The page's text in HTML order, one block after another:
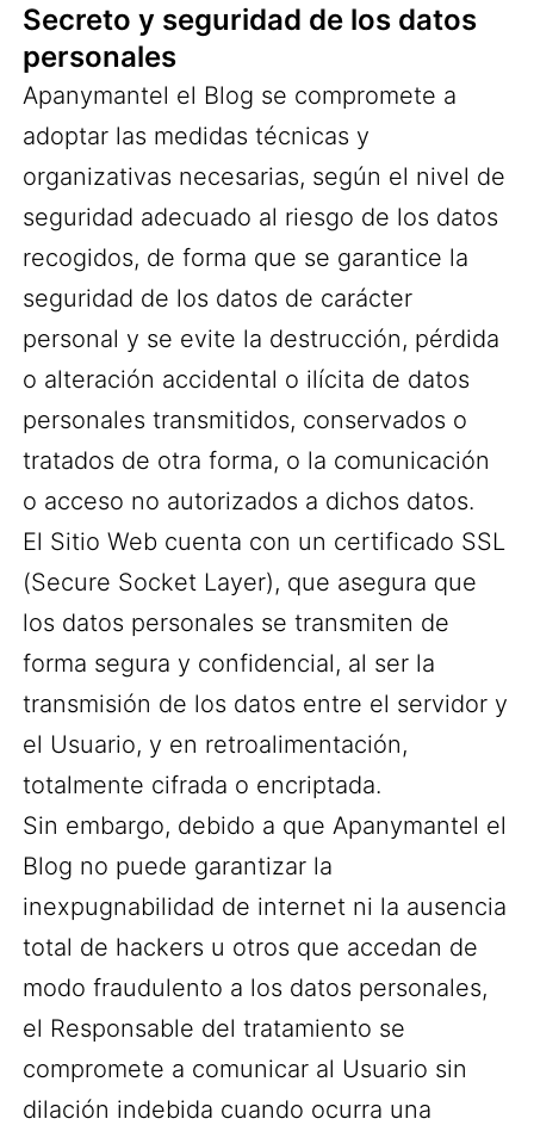
Secreto y seguridad de los datos
personales
Apanymantel el Blog se compromete a
adoptar las medidas técnicas y
organizativas necesarias, según el nivel de
seguridad adecuado al riesgo de los datos
recogidos, de forma que se garantice la
seguridad de los datos de carácter
personal y se evite la destrucción, pérdida
o alteración accidental o ilícita de datos
personales transmitidos, conservados o
tratados de otra forma, o la comunicación
o acceso no autorizados a dichos datos.
El Sitio Web cuenta con un certificado SSL
(Secure Socket Layer), que asegura que
los datos personales se transmiten de
forma segura y confidencial, al ser la
transmisión de los datos entre el servidor y
el Usuario, y en retroalimentación,
totalmente cifrada o encriptada.
Sin embargo, debido a que Apanymantel el
Blog no puede garantizar la
inexpugnabilidad de internet ni la ausencia
total de hackers u otros que accedan de
modo fraudulento a los datos personales,
el Responsable del tratamiento se
compromete a comunicar al Usuario sin
dilación indebida cuando ocurra una